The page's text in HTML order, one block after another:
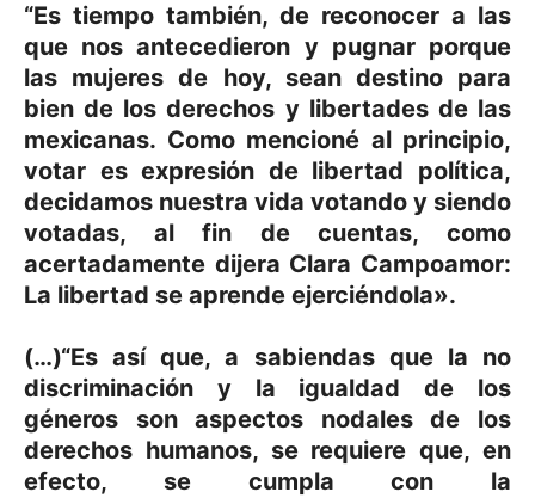
“Es tiempo también, de reconocer a las
que nos antecedieron y pugnar porque
las mujeres de hoy, sean destino para
bien de los derechos y libertades de las
mexicanas. Como mencioné al principio,
votar es expresión de libertad política,
decidamos nuestra vida votando y siendo
votadas, al fin de cuentas, como
acertadamente dijera Clara Campoamor:
La libertad se aprende ejerciéndola».
(…)“Es así que, a sabiendas que la no
discriminación y la igualdad de los
géneros son aspectos nodales de los
derechos humanos, se requiere que, en
efecto, se cumpla con la